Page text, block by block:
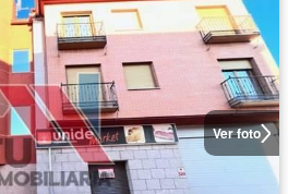
Ver foto